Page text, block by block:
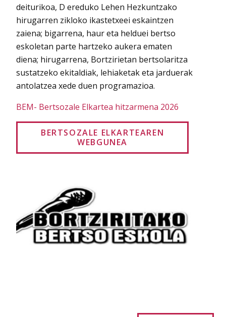
deiturikoa, D ereduko Lehen Hezkuntzako
hirugarren zikloko ikastetxeei eskaintzen
zaiena; bigarrena, haur eta helduei bertso
eskoletan parte hartzeko aukera ematen
diena; hirugarrena, Bortzirietan bertsolaritza
sustatzeko ekitaldiak, lehiaketak eta jarduerak
antolatzea xede duen programazioa.
BEM- Bertsozale Elkartea hitzarmena 2026
BERTSOZALE ELKARTEAREN
WEBGUNEA